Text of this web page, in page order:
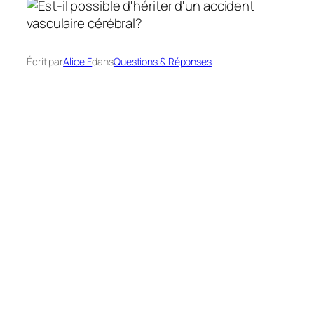
Écrit parAlice F.dansQuestions & Réponses